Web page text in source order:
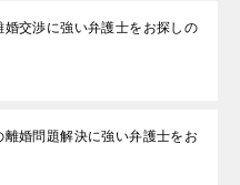
交渉に強い弁護士をお探しの
婚問題解決に強い弁護士をお